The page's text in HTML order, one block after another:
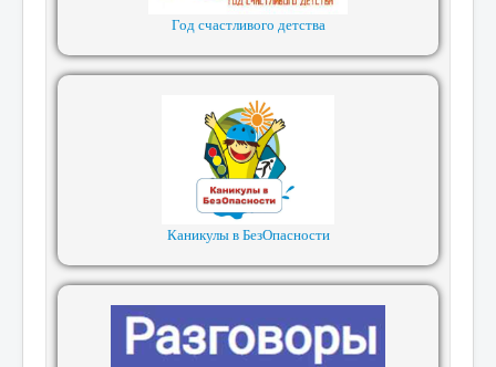
Год счастливого детства
Каникулы в БезОпасности